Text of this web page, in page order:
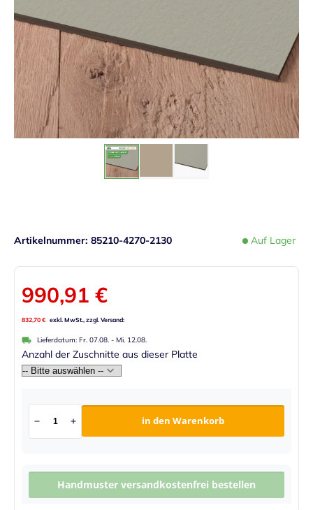
Auf Lager
Artikelnummer 85210-4270-2130
Anzahl der Zuschnitte aus dieser Platte
in den Warenkorb
Handmuster versandkostenfrei bestellen
990,91 €
832,70 €
Lieferdatum: Fr. 07.08. - Mi. 12.08.